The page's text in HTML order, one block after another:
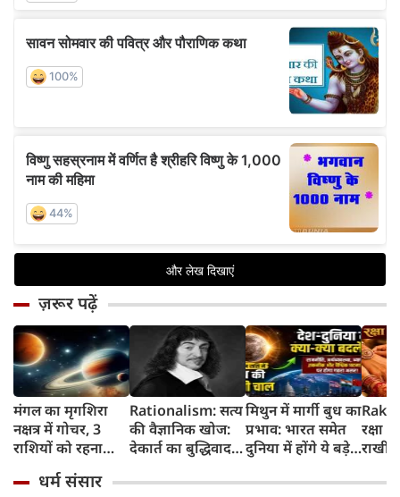
ज़रूर पढ़ें
मंगल का मृगशिरा
नक्षत्र में गोचर, 3
राशियों को रहना
सावधान
Rationalism: सत्य
की वैज्ञानिक खोज:
देकार्त का बुद्धिवाद
का जन्म
मिथुन में मार्गी बुध का
प्रभाव: भारत समेत
दुनिया में होंगे ये बड़े
रक्षा
राखी
धर्म संसार